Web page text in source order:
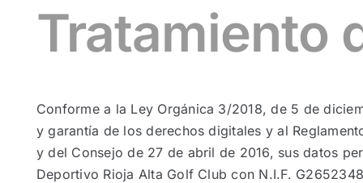
RESTAURACIÓN
HAZTE SOCIO
Tratamiento
Conforme a la Ley Orgánica 3/2018, de 5 de
y garantía de los derechos digitales y al
y del Consejo de 27 de abril de 2016, sus datos
Deportivo Rioja Alta Golf Club con N.I.F.